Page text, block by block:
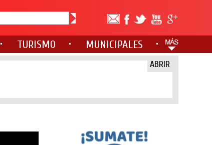
TURISMO MUNICIPALES
ABRIR